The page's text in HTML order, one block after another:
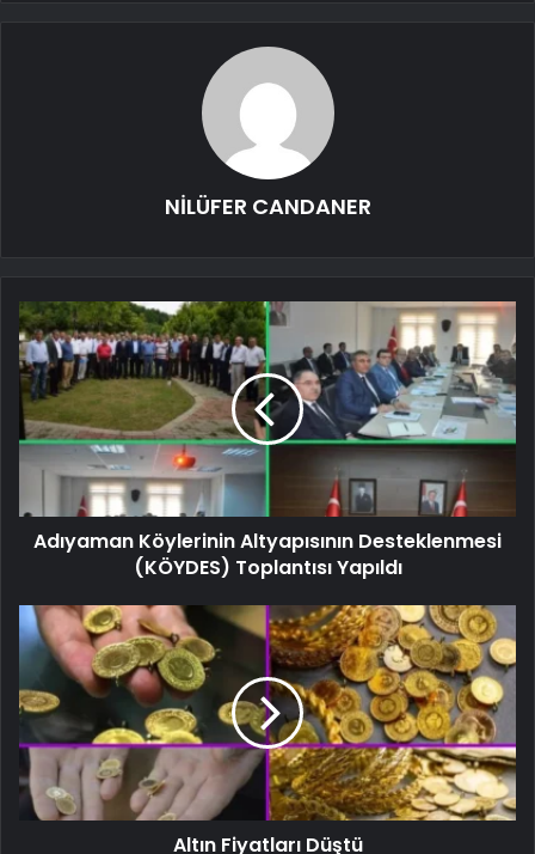
NİLÜFER CANDANER
Adıyaman Köylerinin Altyapısının Desteklenmesi
(KÖYDES) Toplantısı Yapıldı
Altın Fiyatları Düştü